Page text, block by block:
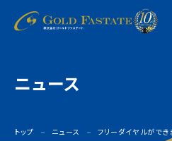
ニュース
トップ ニュース フリーダイヤルができ